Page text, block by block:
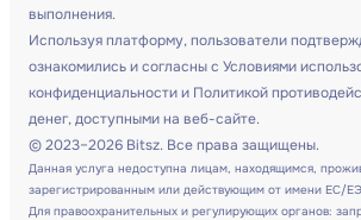
выполнения.
Используя платформу, пользователи
ознакомились и согласны с Условиями
конфиденциальности и Политикой
денег, доступными на веб-сайте.
© 2023–2026 Bitsz. Все права защищены.
Данная услуга недоступна лицам, находящимся,
зарегистрированным или действующим от имени ЕС/
Для правоохранительных и регулирующих органов: